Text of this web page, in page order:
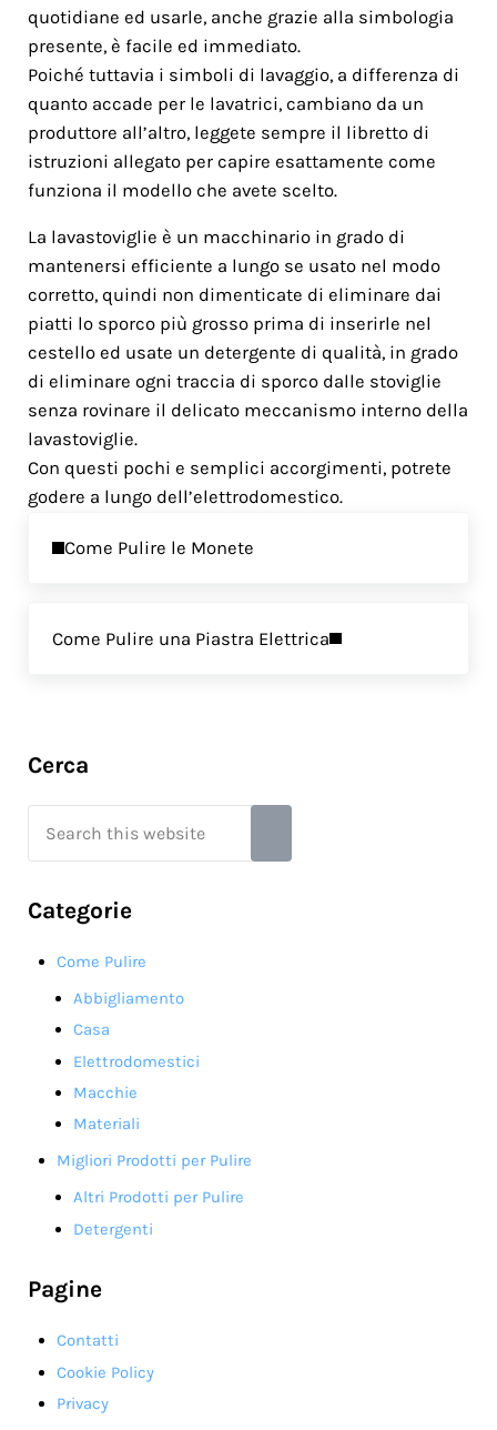
quotidiane ed usarle, anche grazie alla simbologia
presente, è facile ed immediato.
Poiché tuttavia i simboli di lavaggio, a differenza di
quanto accade per le lavatrici, cambiano da un
produttore all’altro, leggete sempre il libretto di
istruzioni allegato per capire esattamente come
funziona il modello che avete scelto.
La lavastoviglie è un macchinario in grado di
mantenersi efficiente a lungo se usato nel modo
corretto, quindi non dimenticate di eliminare dai
piatti lo sporco più grosso prima di inserirle nel
cestello ed usate un detergente di qualità, in grado
di eliminare ogni traccia di sporco dalle stoviglie
senza rovinare il delicato meccanismo interno della
lavastoviglie.
Con questi pochi e semplici accorgimenti, potrete
godere a lungo dell’elettrodomestico.
Come Pulire le Monete
Come Pulire una Piastra Elettrica
Sidebar
Cerca
Categorie
Come Pulire
Abbigliamento
Casa
Elettrodomestici
Macchie
Materiali
Migliori Prodotti per Pulire
Altri Prodotti per Pulire
Detergenti
Pagine
Contatti
Cookie Policy
Privacy